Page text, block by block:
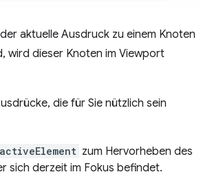
aktuelle Ausdruck zu einem Knoten
wird dieser Knoten im Viewport
die für Sie nützlich sein
zum Hervorheben des
sich derzeit im Fokus befindet.